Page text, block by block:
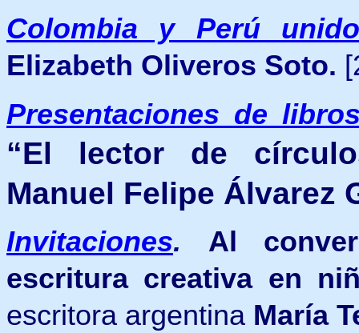
Colombia y Perú
Elizabeth Oliveros Soto.
Presentaciones de
“El lector de
Manuel Felipe Álvarez
Invitaciones.
Al
escritura creativa en
escritora argentina María